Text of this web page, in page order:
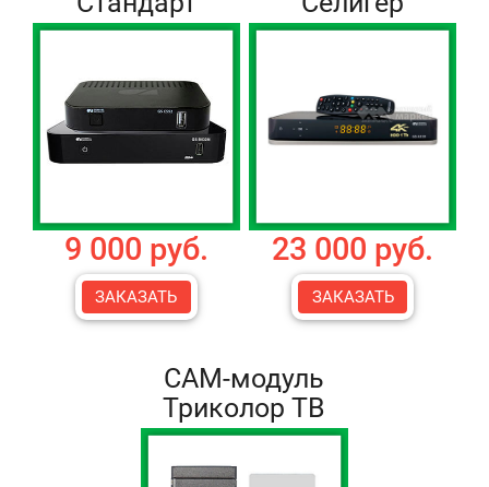
9 000 руб.
ЗАКАЗАТЬ
23 000 руб.
ЗАКАЗАТЬ
CAM-модуль
Триколор ТВ